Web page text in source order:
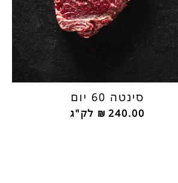
סינטה 60 יום
₪ 240.00 לק"ג